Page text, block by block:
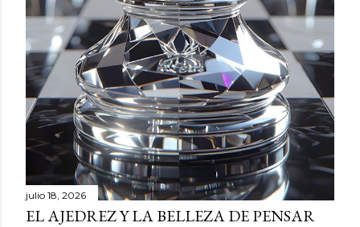
julio 18, 2026
EL AJEDREZ Y LA BELLEZA DE PENSAR